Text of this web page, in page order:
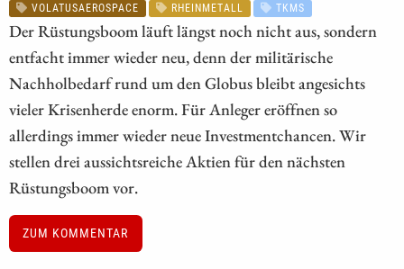
VOLATUSAEROSPACE
RHEINMETALL TKMS
Der Rüstungsboom läuft längst noch nicht aus, sondern
entfacht immer wieder neu, denn der militärische
Nachholbedarf rund um den Globus bleibt angesichts
vieler Krisenherde enorm. Für Anleger eröffnen so
allerdings immer wieder neue Investmentchancen. Wir
stellen drei aussichtsreiche Aktien für den nächsten
Rüstungsboom vor.
ZUM KOMMENTAR